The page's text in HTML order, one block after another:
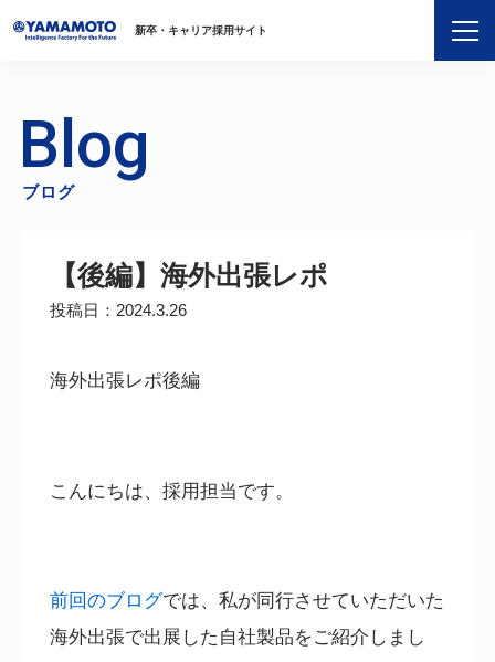
新卒・キャリア採用サイト
Blog
ブログ
【後編】海外出張レポ
投稿日：2024.3.26
海外出張レポ後編
こんにちは、採用担当です。
前回のブログでは、私が同行させていただいた
海外出張で出展した自社製品をご紹介しまし